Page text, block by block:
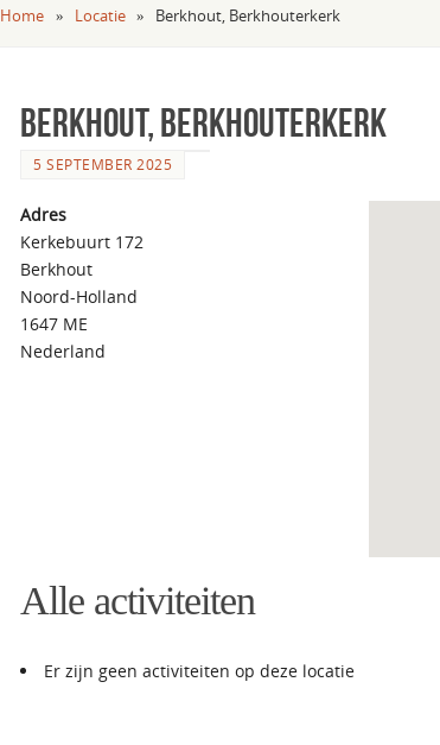
Home » Locatie » Berkhout, Berkhouterkerk
Berkhout, Berkhouterkerk
5 SEPTEMBER 2025
Adres
Kerkebuurt 172
Berkhout
Noord-Holland
1647 ME
Nederland
Alle activiteiten
Er zijn geen activiteiten op deze locatie